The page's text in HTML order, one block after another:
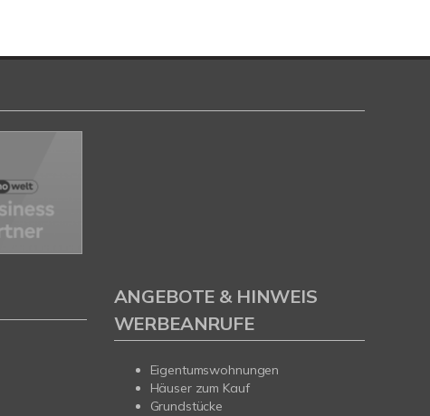
ANGEBOTE & HINWEIS
WERBEANRUFE
Eigentumswohnungen
Häuser zum Kauf
Grundstücke